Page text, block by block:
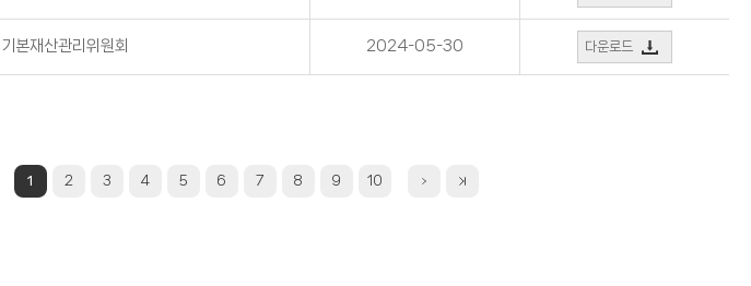
본재산관리위원회 2024-05-30 다운로드
1 2 3 4 5 6 7 8 9 10